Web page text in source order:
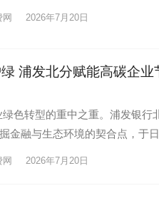
网 2026年7月20日
浦发北分赋能高碳企业
色转型的重中之重。浦发银行
金融与生态环境的契合点，于
网 2026年7月20日